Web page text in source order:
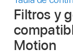
Filtros y
Motion